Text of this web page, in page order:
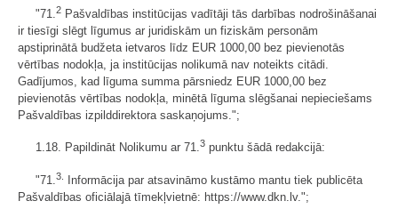
"71.2 Pašvaldības institūcijas vadītāji tās darbības nodrošināšanai
ir tiesīgi slēgt līgumus ar juridiskām un fiziskām personām
apstiprinātā budžeta ietvaros līdz EUR 1000,00 bez pievienotās
vērtības nodokļa, ja institūcijas nolikumā nav noteikts citādi.
Gadījumos, kad līguma summa pārsniedz EUR 1000,00 bez
pievienotās vērtības nodokļa, minētā līguma slēgšanai nepieciešams
Pašvaldības izpilddirektora saskaņojums.";
1.18. Papildināt Nolikumu ar 71.3 punktu šādā redakcijā:
"71. 3.
Informācija par atsavināmo kustāmo mantu tiek publicēta
Pašvaldības oficiālajā tīmekļvietnē: https://www.dkn.lv.";